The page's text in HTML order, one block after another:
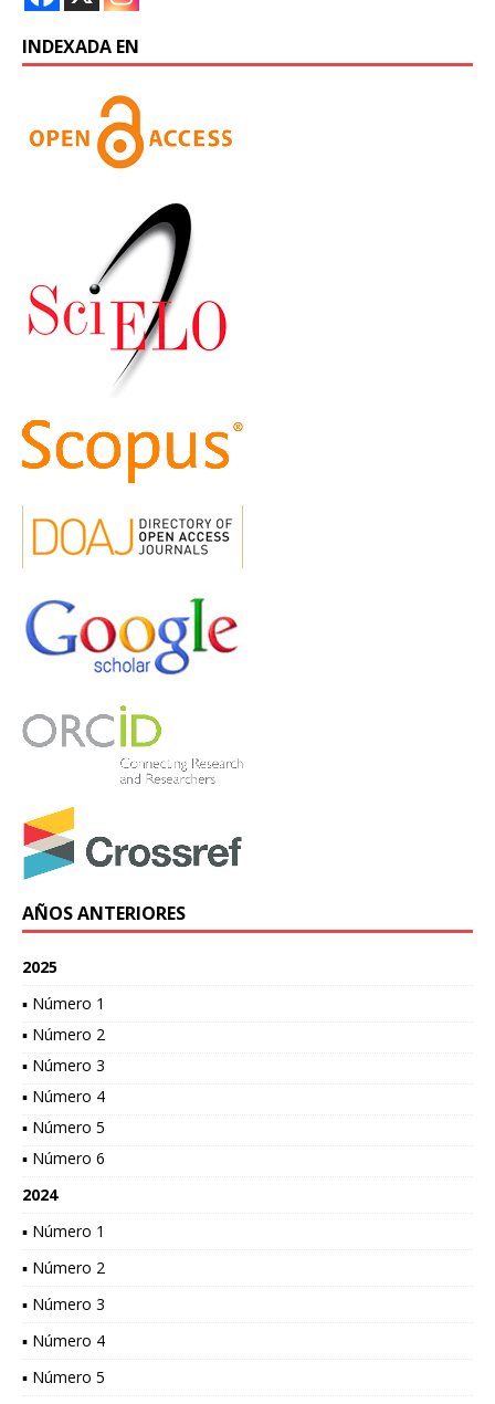
INDEXADA EN
AÑOS ANTERIORES
2025
▪ Número 1
▪ Número 2
▪ Número 3
▪ Número 4
▪ Número 5
▪ Número 6
2024
▪ Número 1
▪ Número 2
▪ Número 3
▪ Número 4
▪ Número 5